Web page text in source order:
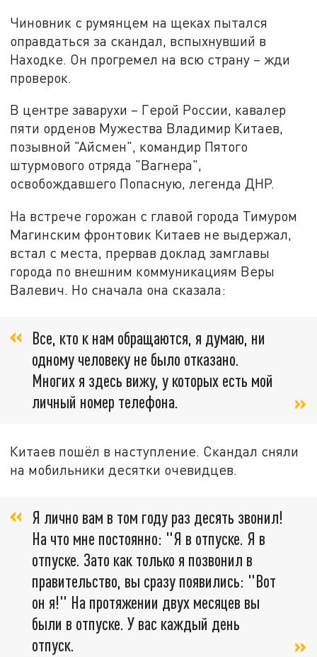
Чиновник с румянцем на щеках пытался
оправдаться за скандал, вспыхнувший в
Находке. Он прогремел на всю страну – жди
проверок.
В центре заварухи – Герой России, кавалер
пяти орденов Мужества Владимир Китаев,
позывной "Айсмен", командир Пятого
штурмового отряда "Вагнера",
освобождавшего Попасную, легенда ДНР.
На встрече горожан с главой города Тимуром
Магинским фронтовик Китаев не выдержал,
встал с места, прервав доклад замглавы
города по внешним коммуникациям Веры
Валевич. Но сначала она сказала:
Все, кто к нам обращаются, я думаю, ни
одному человеку не было отказано.
Многих я здесь вижу, у которых есть мой
личный номер телефона.
Китаев пошёл в наступление. Скандал сняли
на мобильники десятки очевидцев.
Я лично вам в том году раз десять звонил!
На что мне постоянно: "Я в отпуске. Я в
отпуске. Зато как только я позвонил в
правительство, вы сразу появились: "Вот
он я!" На протяжении двух месяцев вы
были в отпуске. У вас каждый день
отпуск.